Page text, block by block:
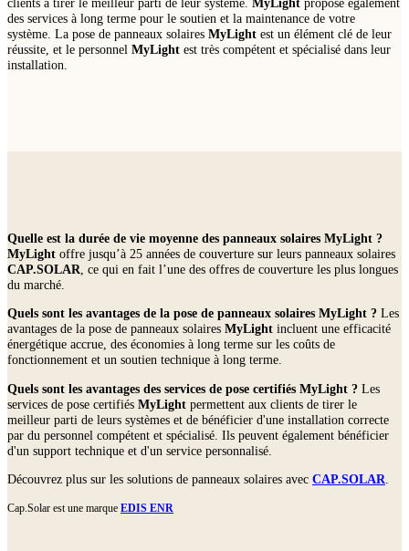
des services à long terme pour le soutien et la maintenance de votre
système. La pose de panneaux solaires MyLight est un élément clé de leur
réussite, et le personnel MyLight est très compétent et spécialisé dans leur
installation.
Quelle est la durée de vie moyenne des panneaux solaires MyLight ?
MyLight offre jusqu’à 25 années de couverture sur leurs panneaux solaires
CAP.SOLAR , ce qui en fait l’une des offres de couverture les plus longues
du marché.
Quels sont les avantages de la pose de panneaux solaires MyLight ? Les
avantages de la pose de panneaux solaires MyLight incluent une efficacité
énergétique accrue, des économies à long terme sur les coûts de
fonctionnement et un soutien technique à long terme.
Quels sont les avantages des services de pose certifiés MyLight ? Les
services de pose certifiés MyLight permettent aux clients de tirer le
meilleur parti de leurs systèmes et de bénéficier d'une installation correcte
par du personnel compétent et spécialisé. Ils peuvent également bénéficier
d'un support technique et d'un service personnalisé.
Découvrez plus sur les solutions de panneaux solaires avec CAP.SOLAR
Cap.Solar est une marque EDIS ENR